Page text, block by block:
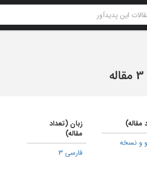
3 مقاله
و نسخه
زبان (تعداد
مقاله)
فارسی 3